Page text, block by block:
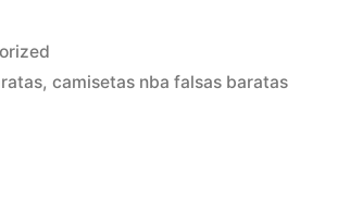
,camisetas nba falsas baratas